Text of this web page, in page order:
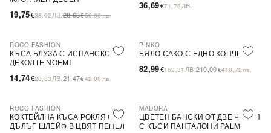
19,75€38,62 ЛВ.28,63€56,00лв.
36,69€71,76 ЛВ.
-31%
ROCO FASHION
КЪСА БЛУЗА С ИСПАНСКО
ДЕКОЛТЕ NOEMI
14,74€28,83 ЛВ.21,47€42,00лв.
-60%
PINKO
БЯЛО САКО С ЕДНО КОПЧЕ
82,99€162,31 ЛВ.210,00€410,72лв.
-30%
ROCO FASHION
КОКТЕЙЛНА КЪСА РОКЛЯ С
ДЪЛЪГ ШЛЕЙФ В ЦВЯТ ПЕПЕЛ
MADORA
ЦВЕТЕН БАНСКИ ОТ ДВЕ ЧАСТИ
С КЪСИ ПАНТАЛОНИ PALM